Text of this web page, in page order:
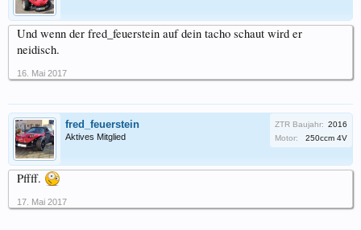
Und wenn der fred_feuerstein auf dein tacho schaut wird er
neidisch.
16. Mai 2017
fred_feuerstein
Aktives Mitglied
ZTR Baujahr: 2016
Motor:
250ccm 4V
Pffff.
17. Mai 2017